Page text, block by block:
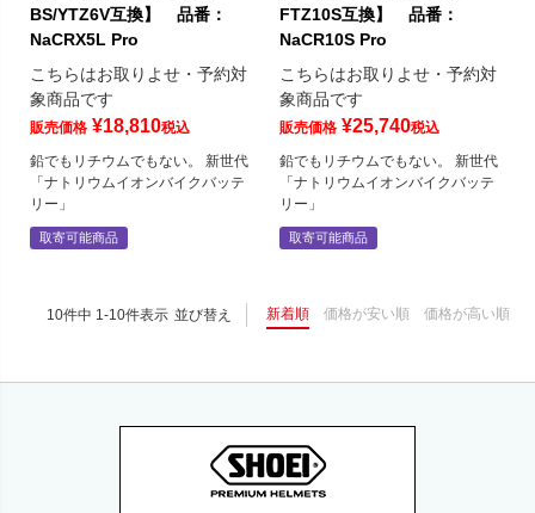
BS/YTZ6V互換】 品番：
NaCRX5L Pro
こちらはお取りよせ・予約対
象商品です
販売価格 ¥18,810税込
鉛でもリチウムでもない。 新世代
「ナトリウムイオンバイクバッテ
リー」
取寄可能商品
FTZ10S互換】 品番：
NaCR10S Pro
こちらはお取りよせ・予約対
象商品です
販売価格 ¥25,740税込
鉛でもリチウムでもない。 新世代
「ナトリウムイオンバイクバッテ
リー」
取寄可能商品
並び替え 新着順 価格が安い順 価格が高い順
10件中 1 -10件表示